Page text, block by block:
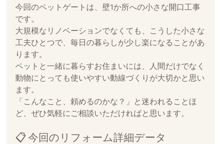
今回のペットゲートは、壁1か所への小さな開口工事
です。
大規模なリノベーションでなくても、こうした小さな
工夫ひとつで、毎日の暮らしが少し楽になることがあ
ります。
ペットと一緒に暮らすお住まいには、人間だけでなく
動物にとっても使いやすい動線づくりが大切かと思い
ます。
「こんなこと、頼めるのかな？」と迷われることほ
ど、ぜひ気軽にご相談いただければと思います。
📋 今回のリフォーム詳細データ